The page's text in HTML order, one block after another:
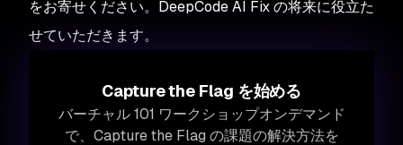
をお寄せください。DeepCode AI Fix の将来に役立た
せていただきます。
Capture the Flag を始める
バーチャル 101 ワークショップオンデマンド
で、Capture the Flag の課題の解決方法を